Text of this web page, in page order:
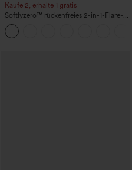
Kaufe 2, erhalte 1 gratis
Softlyzero™ rückenfreies 2-in-1-Flare-
Trainingskleid – Wannabe – Easy Peezy